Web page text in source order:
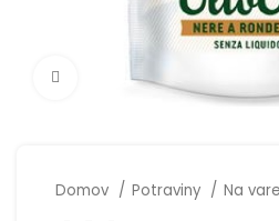
Click to enlarge
Domov Potraviny Na